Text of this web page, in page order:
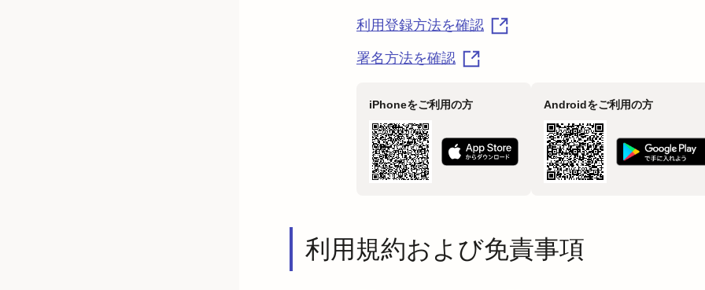
利用登録方法を確認
署名方法を確認
iPhoneをご利用の方 Androidをご利用の方
利用規約および免責事項